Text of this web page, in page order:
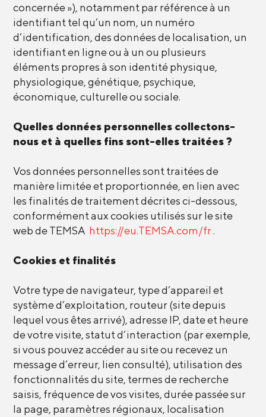
concernée »), notamment par référence à un
identifiant tel qu’un nom, un numéro
d’identification, des données de localisation, un
identifiant en ligne ou à un ou plusieurs
éléments propres à son identité physique,
physiologique, génétique, psychique,
économique, culturelle ou sociale.
Quelles données personnelles collectons-
nous et à quelles fins sont-elles traitées ?
Vos données personnelles sont traitées de
manière limitée et proportionnée, en lien avec
les finalités de traitement décrites ci-dessous,
conformément aux cookies utilisés sur le site
web de TEMSA https://eu.TEMSA.com/fr.
Cookies et finalités
Votre type de navigateur, type d’appareil et
système d’exploitation, routeur (site depuis
lequel vous êtes arrivé), adresse IP, date et heure
de votre visite, statut d’interaction (par exemple,
si vous pouvez accéder au site ou recevez un
message d’erreur, lien consulté), utilisation des
fonctionnalités du site, termes de recherche
saisis, fréquence de vos visites, durée passée sur
la page, paramètres régionaux, localisation